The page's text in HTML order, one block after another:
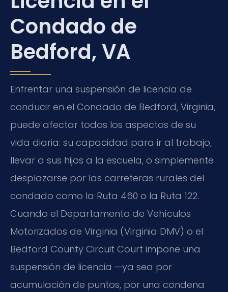
Condado de
Bedford, VA
Enfrentar una suspensión de licencia de
conducir en el Condado de Bedford, Virginia,
puede afectar todos los aspectos de su
vida diaria: su capacidad para ir al trabajo,
llevar a sus hijos a la escuela, o simplemente
desplazarse por las carreteras rurales del
condado como la Ruta 460 o la Ruta 122.
Cuando el Departamento de Vehículos
Motorizados de Virginia (Virginia DMV) o el
Bedford County Circuit Court impone una
suspensión de licencia —ya sea por
acumulación de puntos, por una condena